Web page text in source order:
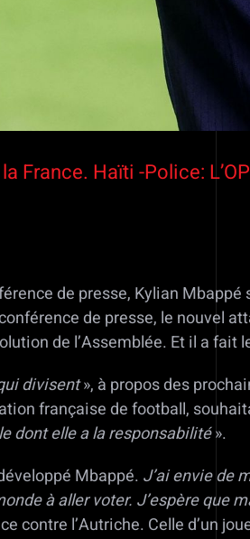
France. Haïti -Police:
de presse, Kylian
de presse, le nouvel
de l’Assemblée. Et il a fait
divisent», à propos des
française de football,
dont elle a la responsabilité».
Mbappé. J’ai envie de
à aller voter. J’espère que
contre l’Autriche. Celle d’un